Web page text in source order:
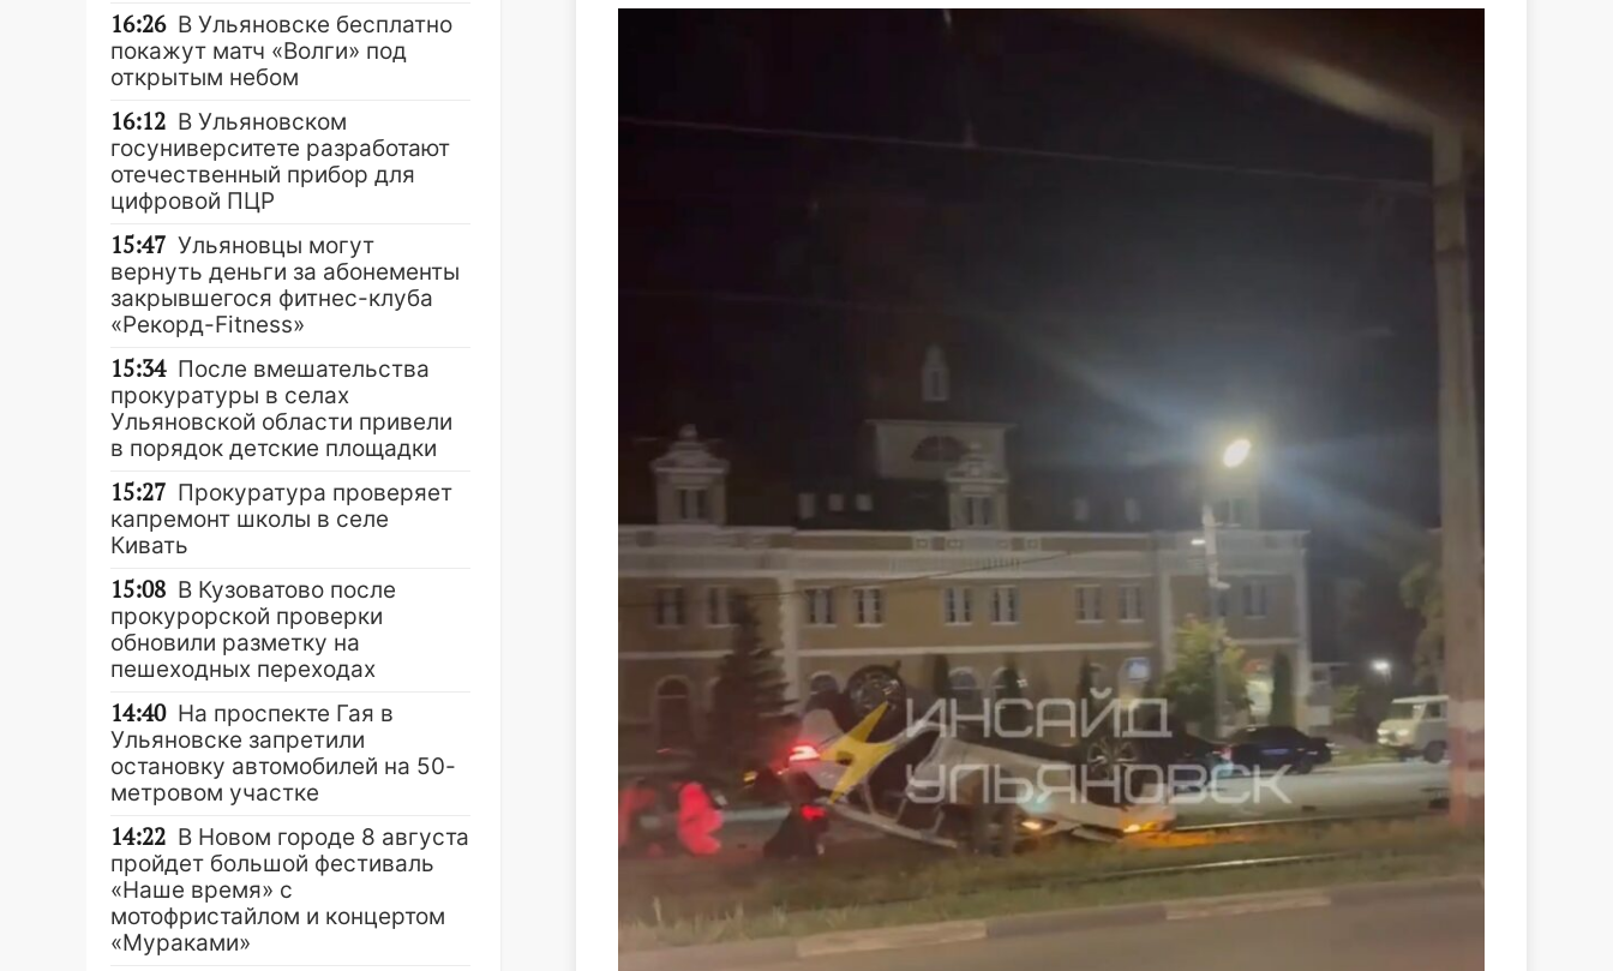
16:26 В Ульяновске бесплатно
покажут матч «Волги» под
открытым небом
16:12 В Ульяновском
госуниверситете разработают
отечественный прибор для
цифровой ПЦР
15:47 Ульяновцы могут
вернуть деньги за абонементы
закрывшегося фитнес-клуба
«Рекорд-Fitness»
15:34 После вмешательства
прокуратуры в селах
Ульяновской области привели
в порядок детские площадки
15:27 Прокуратура проверяет
капремонт школы в селе
Кивать
15:08 В Кузоватово после
прокурорской проверки
обновили разметку на
пешеходных переходах
14:40 На проспекте Гая в
Ульяновске запретили
остановку автомобилей на 50-
метровом участке
14:22 В Новом городе 8 августа
пройдет большой фестиваль
«Наше время» с
мотофристайлом и концертом
«Мураками»